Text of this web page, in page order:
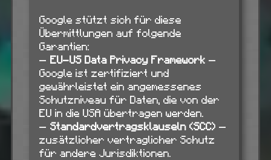
Google stützt sich für diese
Übermittlungen auf folgende
Garantien:
— EU-US Data Privacy Framework —
Google ist zertifiziert und
gewährleistet ein angemessenes
Schutzniveau für Daten, die von der
EU in die USA übertragen werden.
— Standardvertragsklauseln (SCC) —
zusätzlicher vertraglicher Schutz
für andere Jurisdiktionen.